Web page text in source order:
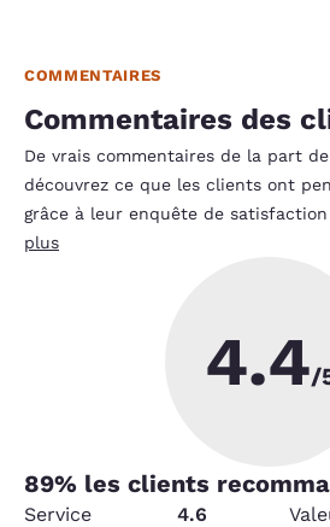
COMMENTAIRES
Commentaires des
De vrais commentaires de la part
découvrez ce que les clients ont
grâce à leur enquête de satisfaction
plus
4.4/
89% les clients
Service 4.6